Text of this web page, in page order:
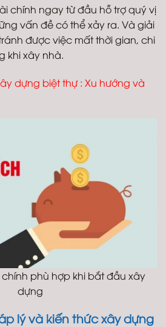
chính ngay từ đầu hỗ trợ quý vị
vấn đề có thể xảy ra. Và giải
được việc mất thời gian, chi
khi xây nhà.
dựng biệt thự : Xu hướng và
phù hợp khi bắt đầu xây
dựng
lý và kiến thức xây dựng